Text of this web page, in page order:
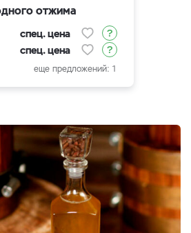
отжима
спец. цена
спец. цена
еще предложений: 1